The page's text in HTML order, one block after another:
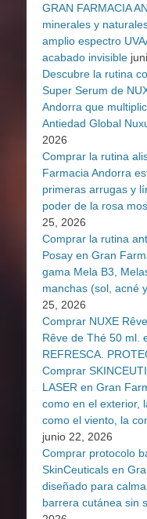
GRAN FARMACIA
minerales y
amplio espectro
acabado invisible
Descubre la rutina
Super Serum de
Andorra que
Antiedad Global
2026
Comprar la rutina
Farmacia Andorra
primeras arrugas y
poder de la rosa
25, 2026
Comprar la rutina
Posay en Gran
gama Mela B3,
manchas (sol, acné
25, 2026
Comprar NUXE
Rêve de Thé 50 ml.
REFRESCA.
Comprar
LASER en Gran
como en el exterior,
como el viento, la
junio 22, 2026
Comprar protocolo
SkinCeuticals en
diseñado para
barrera cutánea sin